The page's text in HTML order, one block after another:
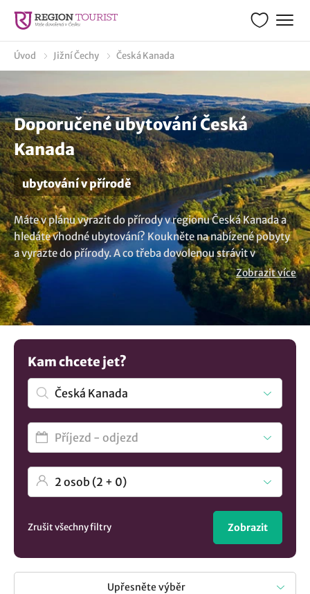
Úvod Jižní Čechy Česká Kanada
Doporučené ubytování Česká
Kanada
ubytování v přírodě
Máte v plánu vyrazit do přírody v regionu Česká Kanada a
hledáte vhodné ubytování? Koukněte na nabízené pobyty
a vyrazte do přírody. A co třeba dovolenou strávit v
blízkosti lesa nebo v obklopení luk. Čeká na vás krajina
plná zážitků a příjemného prostředí. Zdá se vám výběr
příliš malý? Zde jsou všechna
ubytování v lokalitě Česká
Kanada
Zobrazit více
Kam chcete jet?
Zrušit všechny filtry Zobrazit
Upřesněte výběr